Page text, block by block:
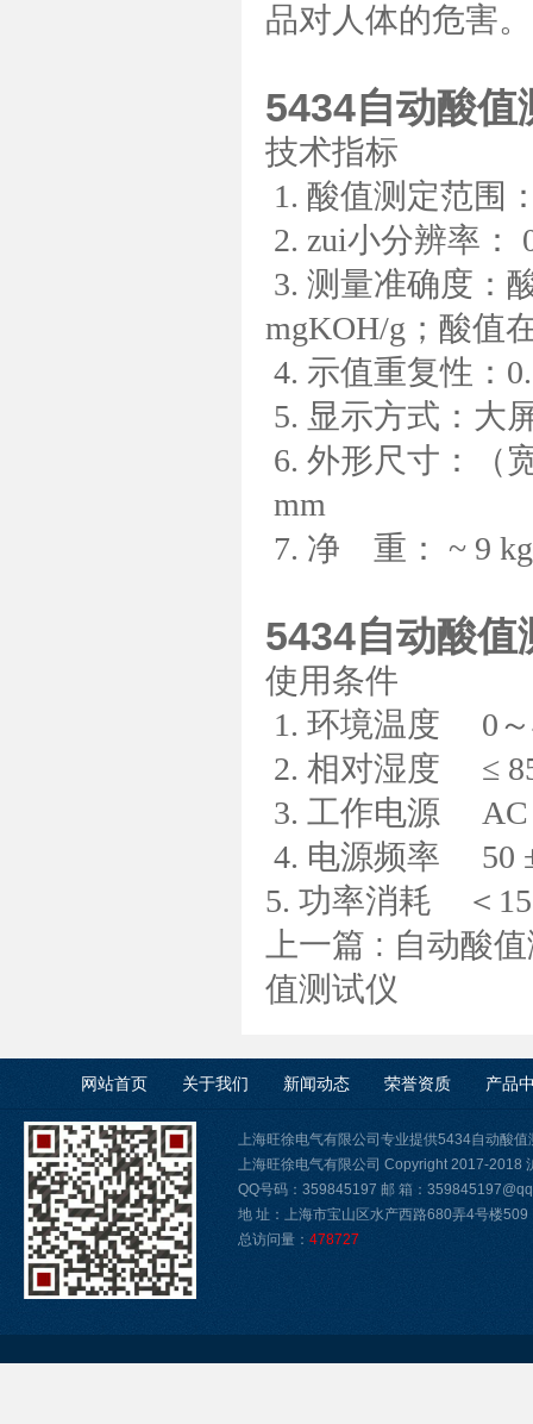
品对人体的危害。
5434自动酸值
技术指标
1. 酸值测定范围
2. zui小分辨率：
3. 测量准确度：
mgKOH/g ；酸值
4. 示值重复性：
5. 显示方式：大
6. 外形尺寸：（
mm
7. 净 重： ~ 9 kg
5434自动酸值
使用条件
1. 环境温度 0～
2. 相对湿度 ≤
3. 工作电源 AC
4. 电源频率 50
5. 功率消耗 ＜
上一篇 : 自动酸
值测试仪
网站首页 关于我们 新闻动态 荣誉资质 产品
上海旺徐电气有限公司专业提供5434自动酸
上海旺徐电气有限公司 Copyright 2017-2018
QQ号码：359845197 邮 箱：
地 址：上海市宝山区水产西路680弄4号楼509
总访问量： 478727